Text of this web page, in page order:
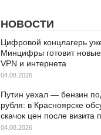
НОВОСТИ
Цифровой концлагерь
Минцифры готовит
VPN и интернета
04.08.2026
Путин уехал — бензин
рубля: в Красноярске
скачок цен после визита
04.08.2026